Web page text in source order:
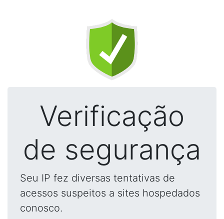
Verificação
de segurança
Seu IP fez diversas tentativas de
acessos suspeitos a sites hospedados
conosco.